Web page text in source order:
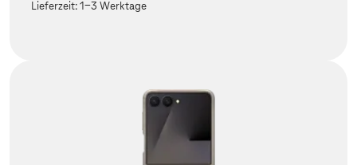
Lieferzeit:1-3 Werktage